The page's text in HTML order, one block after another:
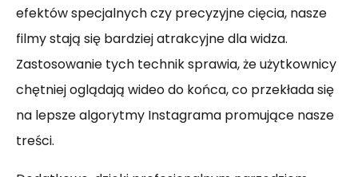
efektów specjalnych czy precyzyjne cięcia, nasze
filmy stają się bardziej atrakcyjne dla widza.
Zastosowanie tych technik sprawia, że użytkownicy
chętniej oglądają wideo do końca, co przekłada się
na lepsze algorytmy Instagrama promujące nasze
treści.